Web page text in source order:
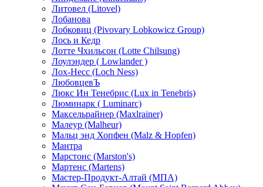
Литовел (Litovel)
Лобанова
Лобковиц (Pivovary Lobkowicz Group)
Лось и Кедр
Лотте Чхильсон (Lotte Chilsung)
Лоулэндер ( Lowlander )
Лох-Несс (Loch Ness)
ЛюбовцевЪ
Люкс Ин Тенебрис (Lux in Tenebris)
Люминарк ( Luminarc)
Максельрайнер (Maxlrainer)
Малеур (Malheur)
Мальц энд Хопфен (Malz & Hopfen)
Мантра
Марстонс (Marston's)
Мартенс (Martens)
Мастер-Продукт-Алтай (МПА)